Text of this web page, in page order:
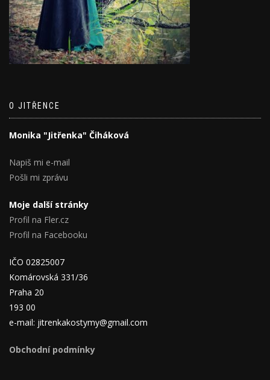
O JITŘENCE
Monika "Jitřenka" Čiháková
Napiš mi e-mail
Pošli mi zprávu
Moje další stránky
Profil na Fler.cz
Profil na Facebooku
IČO 02825007
Komárovská 331/36
Praha 20
193 00
e-mail: jitrenkakostymy@gmail.com
Obchodní podmínky